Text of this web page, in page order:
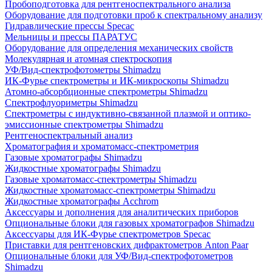
Пробоподготовка для рентгеноспектрального анализа
Оборудование для подготовки проб к спектральному анализу
Гидравлические прессы Specac
Мельницы и прессы ПАРАТУС
Оборудование для определения механических свойств
Молекулярная и атомная спектроскопия
УФ/Вид-спектрофотометры Shimadzu
ИК-Фурье спектрометры и ИК-микроскопы Shimadzu
Атомно-абсорбционные спектрометры Shimadzu
Спектрофлуориметры Shimadzu
Спектрометры с индуктивно-связанной плазмой и оптико-
эмиссионные спектрометры Shimadzu
Рентгеноспектральный анализ
Хроматография и хроматомасс-спектрометрия
Газовые хроматографы Shimadzu
Жидкостные хроматографы Shimadzu
Газовые хроматомасс-спектрометры Shimadzu
Жидкостные хроматомасс-спектрометры Shimadzu
Жидкостные хроматографы Acchrom
Аксессуары и дополнения для аналитических приборов
Опциональные блоки для газовых хроматографов Shimadzu
Аксессуары для ИК-Фурье спектрометров Specac
Приставки для рентгеновских дифрактометров Anton Paar
Опциональные блоки для УФ/Вид-спектрофотометров
Shimadzu